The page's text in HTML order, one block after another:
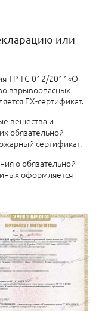
или
ТР ТС 012/2011«О
взрывоопасных
EX-сертификат.
вещества и
обязательной
сертификат.
о обязательной
оформляется